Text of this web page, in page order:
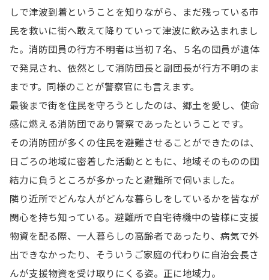
しで津波到着ということを知りながら、まだ残っている市
民を救いに街へ敢えて降りていって津波に飲み込まれまし
た。消防団員の行方不明者は当初７名、５名の団員が遺体
で発見され、依然として消防団長と副団長が行方不明のま
まです。同様のことが警察官にも言えます。
最後まで街を住民を守ろうとしたのは、郷土を愛し、使命
感に燃える消防団であり警察であったということです。
その消防団が多くの住民を避難させることができたのは、
日ごろの地域に密着した活動とともに、地域そのものの団
結力に負うところが多かったと避難所で伺いました。
隣り近所でどんな人がどんな暮らしをしているかを皆なが
関心を持ち知っている。避難所で自宅待機中の皆様に支援
物資を配る際、一人暮らしの高齢者であったり、病気で外
出できなかったり、そういうご家庭の代わりに自治会長さ
んが支援物資を受け取りにくる姿。正に地域力。